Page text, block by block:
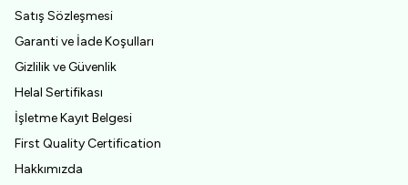
Satış Sözleşmesi
Garanti ve İade Koşulları
Gizlilik ve Güvenlik
Helal Sertifikası
İşletme Kayıt Belgesi
First Quality Certification
Hakkımızda